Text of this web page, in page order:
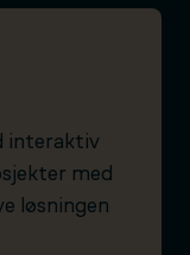
interaktiv
med
løsningen